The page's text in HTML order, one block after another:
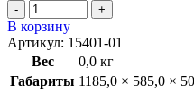
В корзину
Артикул: 15401-01
Вес
0,0 кг
Габариты 1185,0 × 585,0 ×